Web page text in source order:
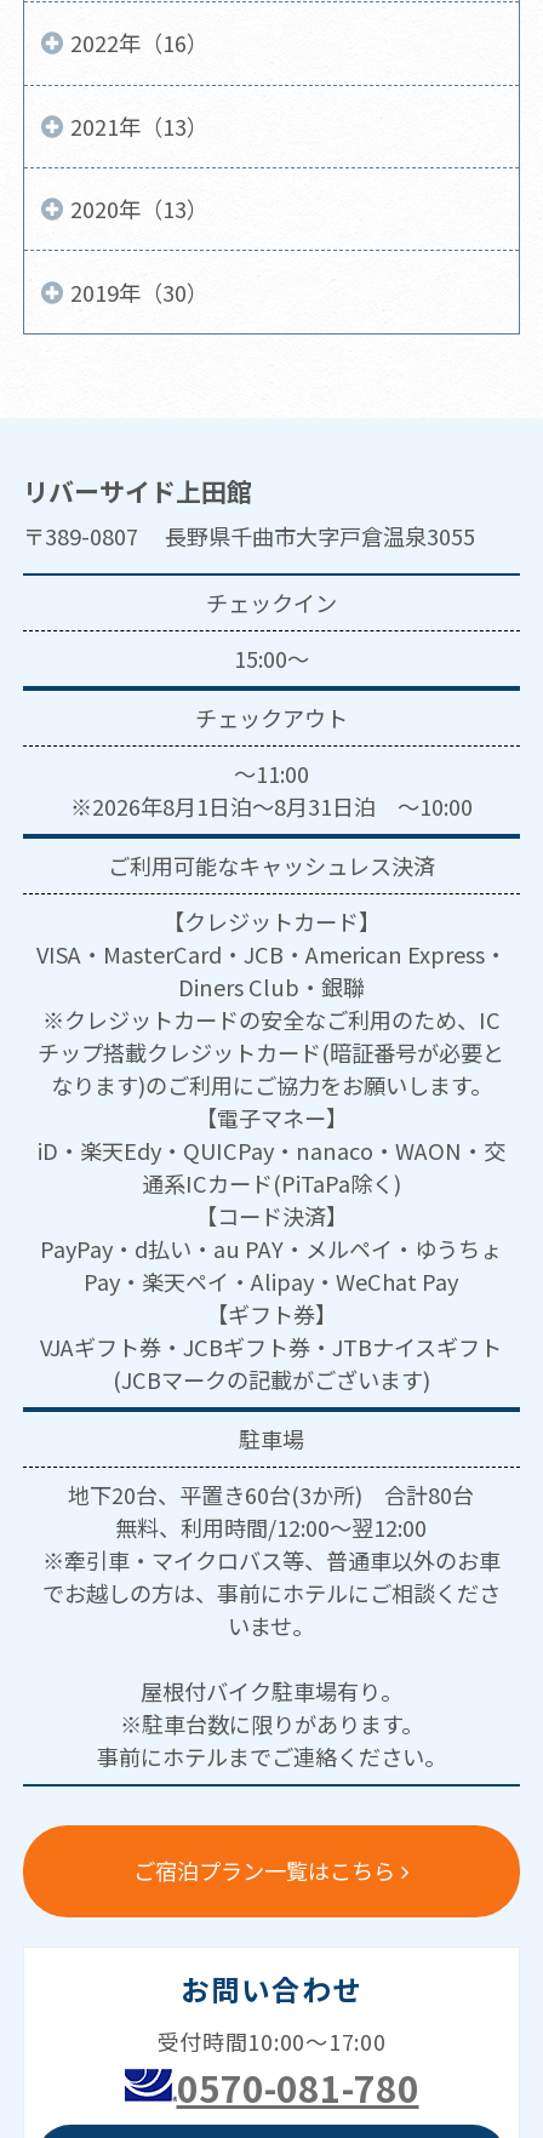
2022年（16）
2021年（13）
2020年（13）
2019年（30）
リバーサイド上田館
〒389-0807 長野県千曲市大字戸倉温泉3055
チェックイン
15:00～
チェックアウト
～11:00
※2026年8月1日泊～8月31日泊 ～10:00
ご利用可能なキャッシュレス決済
【クレジットカード】
VISA・MasterCard・JCB・American Express・
Diners Club・銀聯
※クレジットカードの安全なご利用のため、IC
チップ搭載クレジットカード(暗証番号が必要と
なります)のご利用にご協力をお願いします。
【電子マネー】
iD・楽天Edy・QUICPay・nanaco・WAON・交
通系ICカード(PiTaPa除く)
【コード決済】
PayPay・d払い・au PAY・メルペイ・ゆうちょ
Pay・楽天ペイ・Alipay・WeChat Pay
【ギフト券】
VJAギフト券・JCBギフト券・JTBナイスギフト
(JCBマークの記載がございます)
駐車場
地下20台、平置き60台(3か所) 合計80台
無料、利用時間/12:00～翌12:00
※牽引車・マイクロバス等、普通車以外のお車
でお越しの方は、事前にホテルにご相談くださ
いませ。
屋根付バイク駐車場有り。
※駐車台数に限りがあります。
事前にホテルまでご連絡ください。
ご宿泊プラン一覧はこちら
お問い合わせ
受付時間10:00～17:00
0570-081-780